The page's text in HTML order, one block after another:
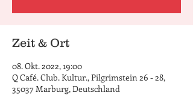
Zeit & Ort
08. Okt. 2022, 19:00
Q Café. Club. Kultur., Pilgrimstein 26 - 28,
35037 Marburg, Deutschland